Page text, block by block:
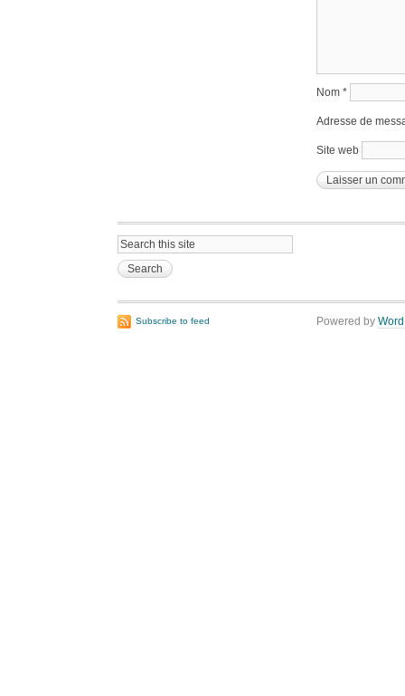
Nom *
Adresse de
Site web
Subscribe to feed Powered by